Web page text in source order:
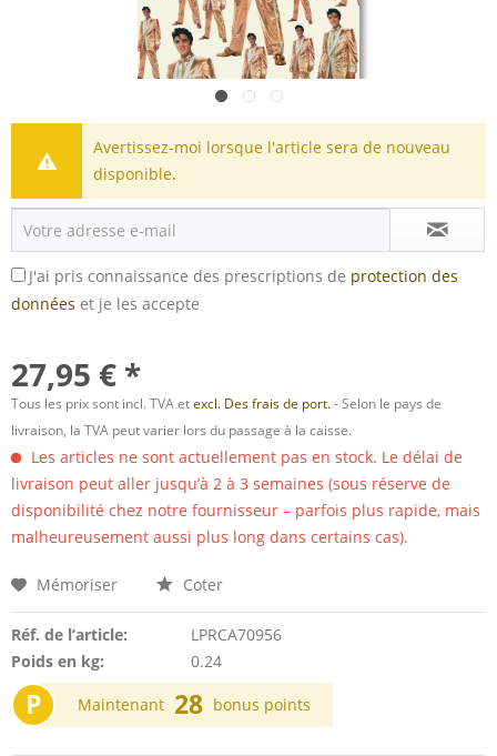
Avertissez-moi lorsque l'article sera de nouveau
disponible.
J'ai pris connaissance des prescriptions de protection des
données et je les accepte
27,95 € *
Tous les prix sont incl. TVA etexcl. Des frais de port.- Selon le pays de
livraison, la TVA peut varier lors du passage à la caisse.
Les articles ne sont actuellement pas en stock. Le délai de
livraison peut aller jusqu’à 2 à 3 semaines (sous réserve de
disponibilité chez notre fournisseur – parfois plus rapide, mais
malheureusement aussi plus long dans certains cas).
Mémoriser Coter
Réf. de l’article:
LPRCA70956
Poids en kg:
0.24
P Maintenant 28 bonus points